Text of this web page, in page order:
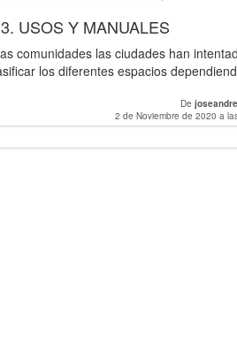
USOS Y MANUALES
comunidades las ciudades han
los diferentes espacios
De
2 de Noviembre de 2020 a